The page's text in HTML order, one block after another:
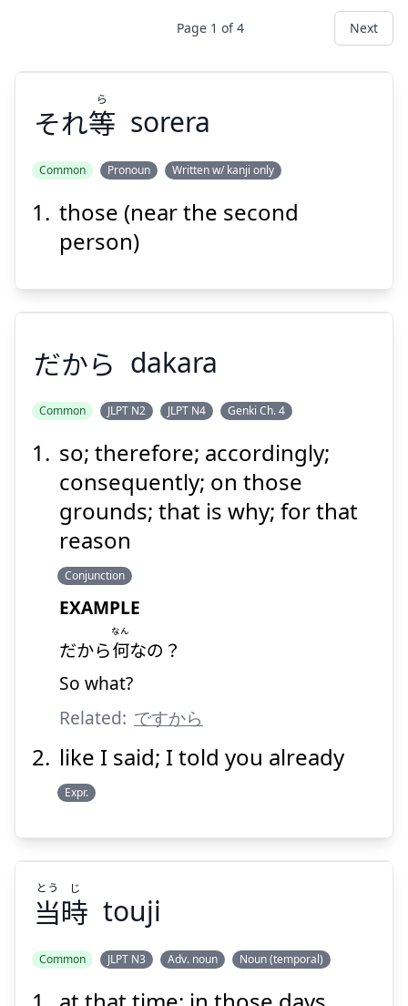
Page 1 of4 Next
ら
それ等
ら
sorera
Common Pronoun Written w/ kanji only
those (near the second
person)
だから
Suspend
だから dakara
Common JLPT N2 JLPT N4 Genki Ch. 4
so; therefore; accordingly;
consequently; on those
grounds; that is why; for that
reason
Conjunction
EXAMPLE
だから何
なん
なの？
So what?
Related: ですから
like I said; I told you already
Expr.
とう
じ
当時
とう じ
touji
Common JLPT N3 Adv. noun Noun (temporal)